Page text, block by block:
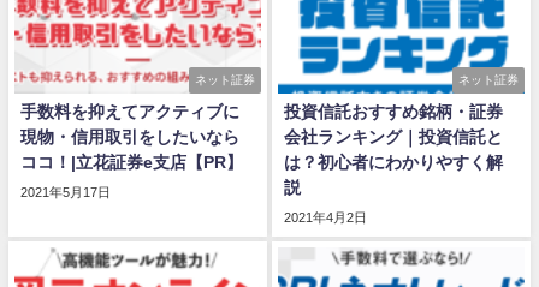
ネット証券
手数料を抑えてアクティブに
現物・信用取引をしたいなら
ココ！|立花証券e支店【PR】
2021年5月17日
ネット証券
投資信託おすすめ銘柄・証券
会社ランキング｜投資信託と
は？初心者にわかりやすく解
説
2021年4月2日